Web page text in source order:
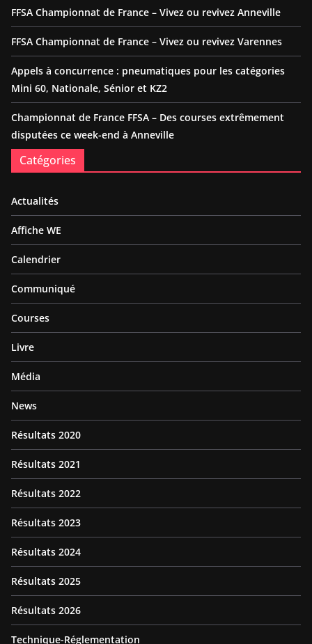
FFSA Championnat de France – Vivez ou revivez Anneville
FFSA Championnat de France – Vivez ou revivez Varennes
Appels à concurrence : pneumatiques pour les catégories
Mini 60, Nationale, Sénior et KZ2
Championnat de France FFSA – Des courses extrêmement
disputées ce week-end à Anneville
Catégories
Actualités
Affiche WE
Calendrier
Communiqué
Courses
Livre
Média
News
Résultats 2020
Résultats 2021
Résultats 2022
Résultats 2023
Résultats 2024
Résultats 2025
Résultats 2026
Technique-Réglementation